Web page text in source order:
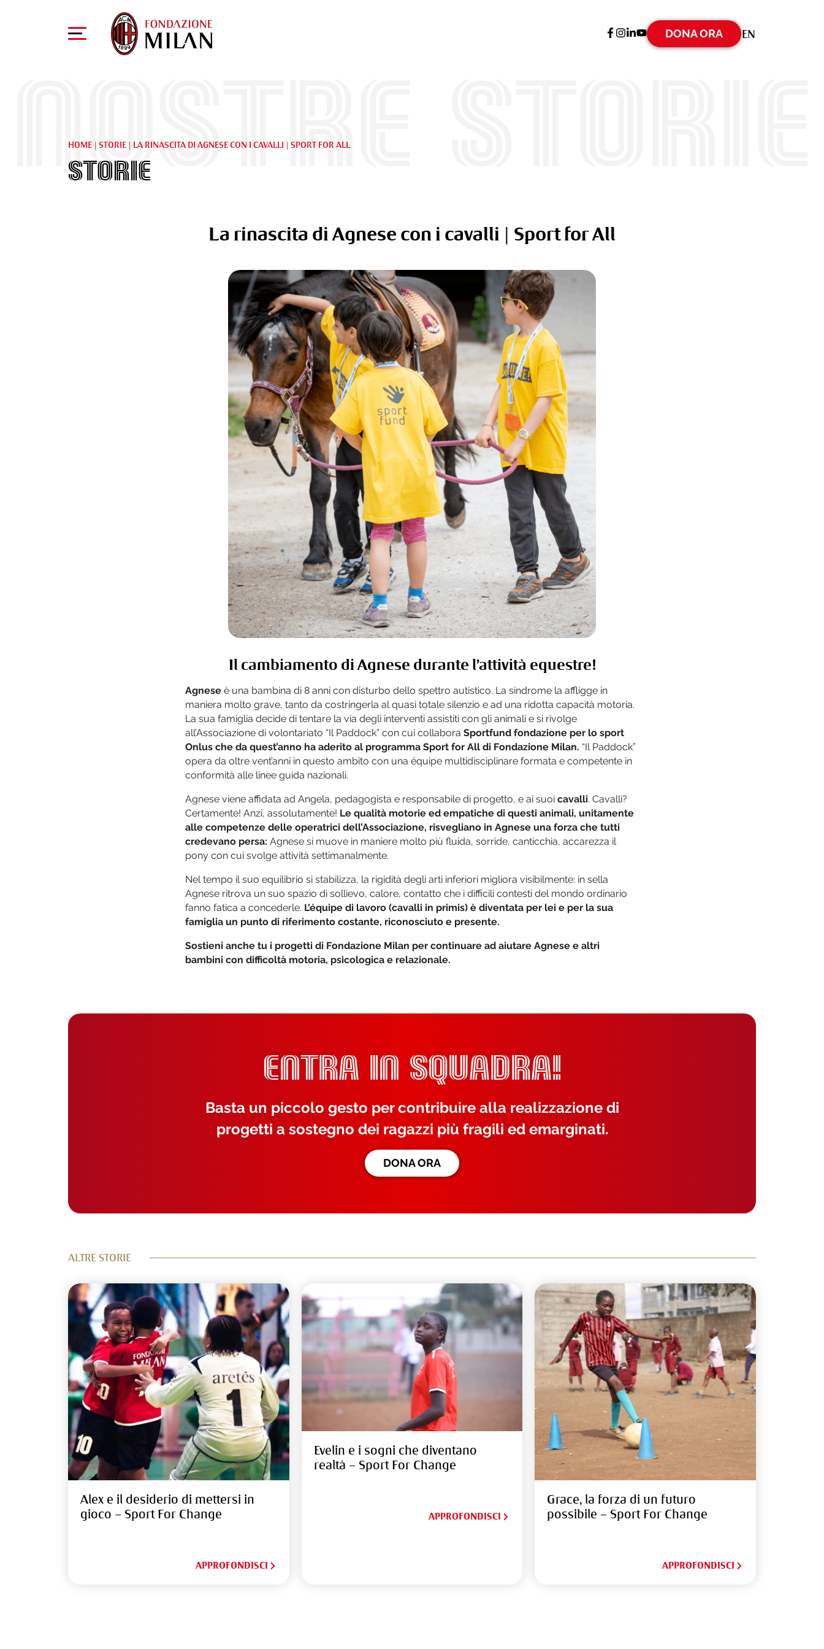
DONA ORA EN
Nostre storie
HOME | STORIE | LA RINASCITA DI AGNESE CON I CAVALLI | SPORT FOR ALL
Storie
La rinascita di Agnese con i cavalli | Sport for All
Il cambiamento di Agnese durante l’attività equestre!
Agnese è una bambina di 8 anni con disturbo dello spettro autistico. La sindrome la affligge in
maniera molto grave, tanto da costringerla al quasi totale silenzio e ad una ridotta capacità motoria.
La sua famiglia decide di tentare la via degli interventi assistiti con gli animali e si rivolge
all’Associazione di volontariato “Il Paddock” con cui collabora Sportfund fondazione per lo sport
Onlus che da quest’anno ha aderito al programma Sport for All di Fondazione Milan. “Il Paddock”
opera da oltre vent’anni in questo ambito con una équipe multidisciplinare formata e competente in
conformità alle linee guida nazionali.
Agnese viene affidata ad Angela, pedagogista e responsabile di progetto, e ai suoi cavalli. Cavalli?
Certamente! Anzi, assolutamente! Le qualità motorie ed empatiche di questi animali, unitamente
alle competenze delle operatrici dell’Associazione, risvegliano in Agnese una forza che tutti
credevano persa: Agnese si muove in maniere molto più fluida, sorride, canticchia, accarezza il
pony con cui svolge attività settimanalmente.
Nel tempo il suo equilibrio si stabilizza, la rigidità degli arti inferiori migliora visibilmente: in sella
Agnese ritrova un suo spazio di sollievo, calore, contatto che i difficili contesti del mondo ordinario
fanno fatica a concederle. L’équipe di lavoro (cavalli in primis) è diventata per lei e per la sua
famiglia un punto di riferimento costante, riconosciuto e presente.
Sostieni anche tu i progetti di Fondazione Milan per continuare ad aiutare Agnese e altri
bambini con difficoltà motoria, psicologica e relazionale.
ENTRA IN SQUADRA!
Basta un piccolo gesto per contribuire alla realizzazione di
progetti a sostegno dei ragazzi più fragili ed emarginati.
DONA ORA
ALTRE STORIE
Alex e il desiderio di mettersi in
gioco – Sport For Change
APPROFONDISCI
Evelin e i sogni che diventano
realtà – Sport For Change
APPROFONDISCI
Grace, la forza di un futuro
possibile – Sport For Change
APPROFONDISCI